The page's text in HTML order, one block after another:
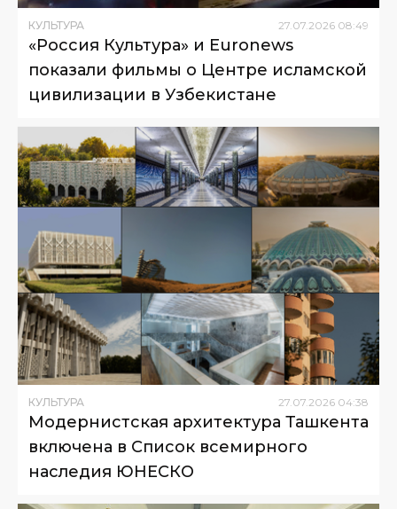
КУЛЬТУРА 27 07 2026 08:49
«Россия Культура» и Euronews
показали фильмы о Центре исламской
цивилизации в Узбекистане
КУЛЬТУРА 27 07 2026 04:38
Модернистская архитектура Ташкента
включена в Список всемирного
наследия ЮНЕСКО